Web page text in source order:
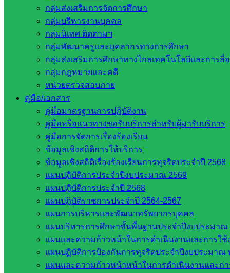
กลุ่มส่งเสริมการจัดการศึกษา
กลุ่มบริหารงานบุคคล
กลุ่มนิเทศ ติดตามฯ
กลุ่มพัฒนาครูและบุคลากรทางการศึกษา
กลุ่มส่งเสริมการศึกษาทางไกลเทคโนโลยีและการสื่
กลุ่มกฎหมายและคดี
หน่วยตรวจสอบภาย
คู่มือ/เอกสาร
คู่มือมาตรฐานการปฏิบัติงาน
คู่มือหรือแนวทางขอรับบริการสำหรับผู้มารับบริการ
คู่มือการจัดการเรื่องร้องเรียน
ข้อมูลเชิงสถิติการให้บริการ
ข้อมูลเชิงสถิติเรื่องร้องเรียนการทุจริตประจำปี 2568
แผนปฏิบัติการประจำปีงบประมาณ 2569
แผนปฏิบัติการประจำปี 2568
แผนปฏิบัติราชการประจำปี 2564-2567
แผนการบริหารและพัฒนาทรัพยากรบุคคล
แผนบริหารการศึกษาขั้นพื้นฐานประจำปีงบประมาณ
แผนและความก้าวหน้าในการดำเนินงานและการใ
แผนปฏิบัติการป้องกันการทุจริตประจำปีงบประมาณ
แผนและความก้าวหน้าหน้าในการดำเนินงานและก
Post Views: 377